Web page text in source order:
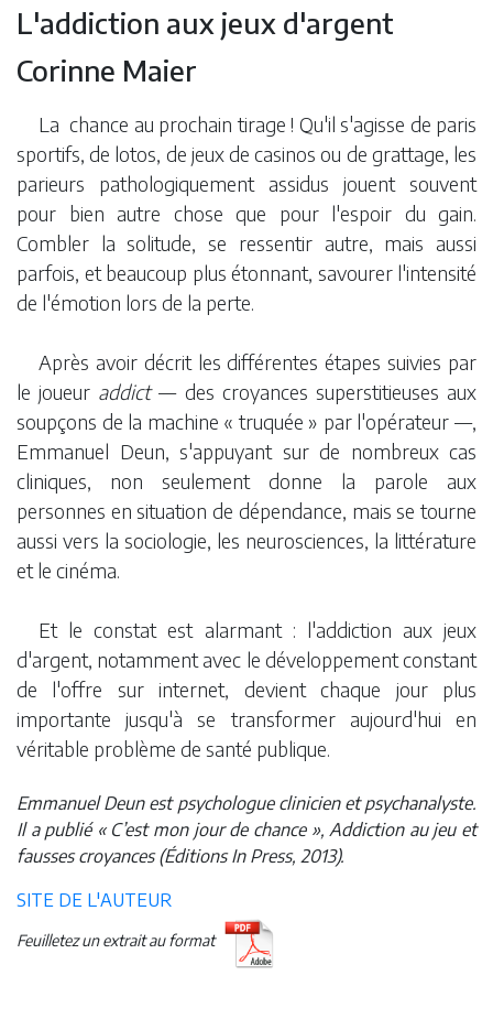
L'addiction aux jeux d'argent
Corinne Maier
La chance au prochain tirage ! Qu'il s'agisse de paris
sportifs, de lotos, de jeux de casinos ou de grattage, les
parieurs pathologiquement assidus jouent souvent
pour bien autre chose que pour l'espoir du gain.
Combler la solitude, se ressentir autre, mais aussi
parfois, et beaucoup plus étonnant, savourer l'intensité
de l'émotion lors de la perte.
Après avoir décrit les différentes étapes suivies par
le joueur addict— des croyances superstitieuses aux
soupçons de la machine « truquée » par l'opérateur —,
Emmanuel Deun, s'appuyant sur de nombreux cas
cliniques, non seulement donne la parole aux
personnes en situation de dépendance, mais se tourne
aussi vers la sociologie, les neurosciences, la littérature
et le cinéma.
Et le constat est alarmant : l'addiction aux jeux
d'argent, notamment avec le développement constant
de l'offre sur internet, devient chaque jour plus
importante jusqu'à se transformer aujourd'hui en
véritable problème de santé publique.
Emmanuel Deun est psychologue clinicien et psychanalyste.
Il a publié « C’est mon jour de chance », Addiction au jeu et
fausses croyances (Éditions In Press, 2013).
SITE DE L'AUTEUR
Feuilletez un extrait au format